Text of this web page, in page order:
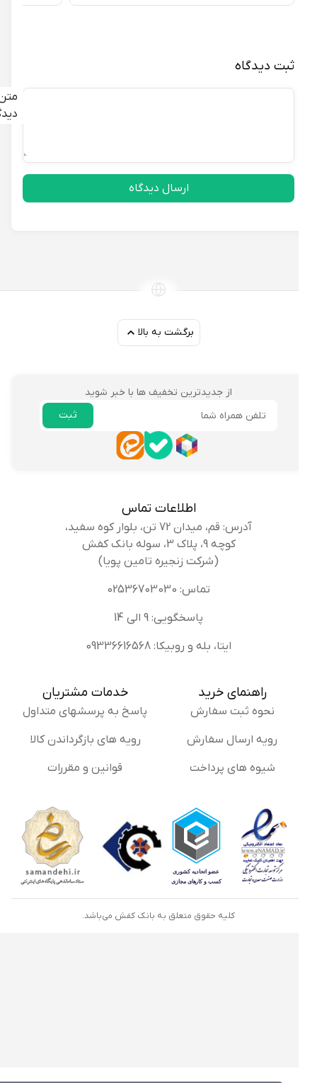
ثبت دیدگاه
متن
دیدگاه
ارسال دیدگاه
برگشت به بالا
از جدیدترین تخفیف ها با خبر شوید
اطلاعات تماس
آدرس: قم، میدان 72 تن، بلوار کوه سفید،
کوچه 9، پلاک 3، سوله بانک کفش
(شرکت زنجیره تامین پویا)
تماس: 02536703030
پاسخگویی: 9 الی 14
ایتا، بله و روبیکا: 09336616568
راهنمای خرید
نحوه ثبت سفارش
رویه ارسال سفارش
شیوه های پرداخت
خدمات مشتریان
پاسخ به پرسشهای متداول
رویه های بازگرداندن کالا
قوانین و مقررات
کلیه حقوق متعلق به بانک کفش می‌باشد.